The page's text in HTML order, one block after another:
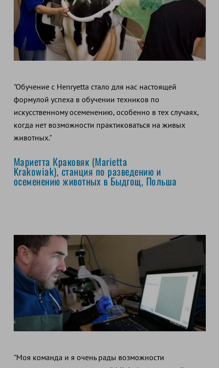
"Обучение с Henryetta стало для нас настоящей
формулой успеха в обучении техников по
искусственному осеменению, особенно в тех случаях,
когда нет возможности практиковаться на живых
животных."
Мариетта Краковяк (Marietta
Krakowiak), станция по разведению и
осеменению животных в Быдгощ, Польша
"Моя команда и я очень рады возможности